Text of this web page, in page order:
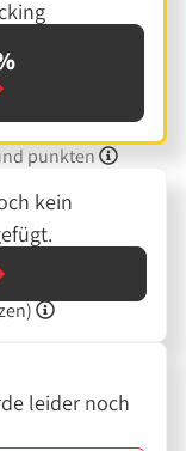
punkten
kein
leider noch